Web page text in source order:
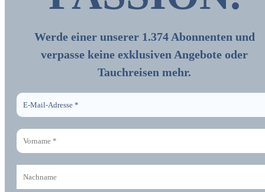
Werde einer unserer 1.374 Abonnenten und
verpasse keine exklusiven Angebote oder
Tauchreisen mehr.